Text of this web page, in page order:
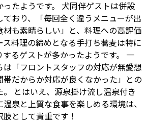
たようです。 犬同伴ゲストは併設
おり、「毎回全く違うメニューが出
も素晴らしい」と、料理への高評価
料理の締めとなる手打ち蕎麦は特に
るゲストが多かったようです。 一
「フロントスタッフの対応が無愛想
だからか対応が良くなかった」との
とはいえ、源泉掛け流し温泉付き
泉と上質な食事を楽しめる環境は、
として貴重です！